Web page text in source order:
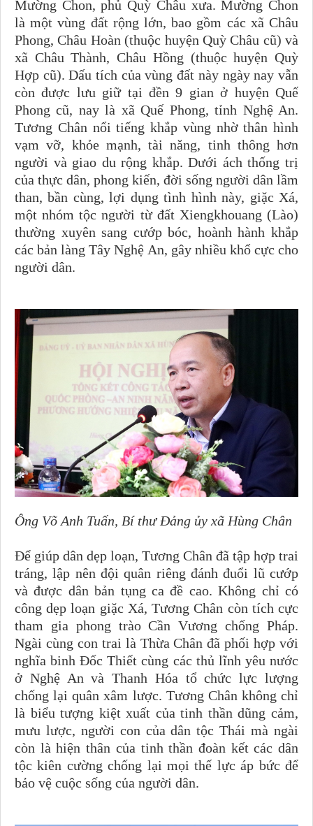
Mường Chon, phủ Quỳ Châu xưa. Mường Chon
là một vùng đất rộng lớn, bao gồm các xã Châu
Phong, Châu Hoàn (thuộc huyện Quỳ Châu cũ) và
xã Châu Thành, Châu Hồng (thuộc huyện Quỳ
Hợp cũ). Dấu tích của vùng đất này ngày nay vẫn
còn được lưu giữ tại đền 9 gian ở huyện Quế
Phong cũ, nay là xã Quế Phong, tỉnh Nghệ An.
Tương Chân nổi tiếng khắp vùng nhờ thân hình
vạm vỡ, khỏe mạnh, tài năng, tinh thông hơn
người và giao du rộng khắp. Dưới ách thống trị
của thực dân, phong kiến, đời sống người dân lầm
than, bần cùng, lợi dụng tình hình này, giặc Xá,
một nhóm tộc người từ đất Xiengkhouang (Lào)
thường xuyên sang cướp bóc, hoành hành khắp
các bản làng Tây Nghệ An, gây nhiều khổ cực cho
người dân.
Ông Võ Anh Tuấn, Bí thư Đảng ủy xã Hùng Chân
Để giúp dân dẹp loạn, Tương Chân đã tập hợp trai
tráng, lập nên đội quân riêng đánh đuổi lũ cướp
và được dân bản tụng ca đề cao. Không chỉ có
công dẹp loạn giặc Xá, Tương Chân còn tích cực
tham gia phong trào Cần Vương chống Pháp.
Ngài cùng con trai là Thừa Chân đã phối hợp với
nghĩa binh Đốc Thiết cùng các thủ lĩnh yêu nước
ở Nghệ An và Thanh Hóa tổ chức lực lượng
chống lại quân xâm lược. Tương Chân không chỉ
là biểu tượng kiệt xuất của tinh thần dũng cảm,
mưu lược, người con của dân tộc Thái mà ngài
còn là hiện thân của tinh thần đoàn kết các dân
tộc kiên cường chống lại mọi thế lực áp bức để
bảo vệ cuộc sống của người dân.